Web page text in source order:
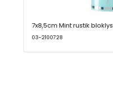
7x8,5cm Mint rustik bloklys
03-2100728